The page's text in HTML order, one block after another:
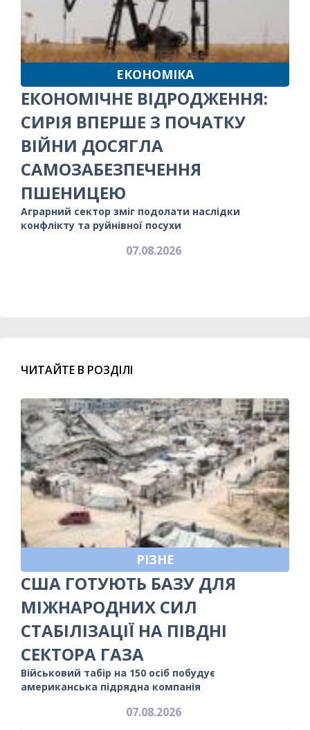
ЕКОНОМІКА
ЕКОНОМІЧНЕ ВІДРОДЖЕННЯ:
СИРІЯ ВПЕРШЕ З ПОЧАТКУ
ВІЙНИ ДОСЯГЛА
САМОЗАБЕЗПЕЧЕННЯ
ПШЕНИЦЕЮ
Аграрний сектор зміг подолати наслідки
конфлікту та руйнівної посухи
07.08.2026
ЧИТАЙТЕ В РОЗДІЛІ
РІЗНЕ
США ГОТУЮТЬ БАЗУ ДЛЯ
МІЖНАРОДНИХ СИЛ
СТАБІЛІЗАЦІЇ НА ПІВДНІ
СЕКТОРА ГАЗА
Військовий табір на 150 осіб побудує
американська підрядна компанія
07.08.2026